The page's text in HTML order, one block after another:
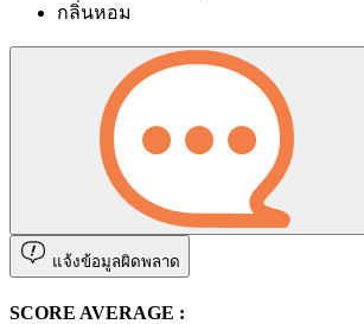
กลิ่นหอม
แจ้งข้อมูลผิดพลาด
SCORE AVERAGE :